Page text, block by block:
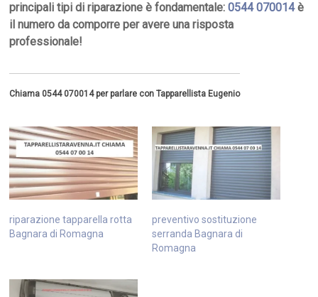
principali tipi di riparazione è fondamentale:0544 070014è
il numero da comporre per avere una risposta
professionale!
Chiama 0544 070014 per parlare con Tapparellista Eugenio
riparazione tapparella rotta
Bagnara di Romagna
preventivo sostituzione
serranda Bagnara di
Romagna